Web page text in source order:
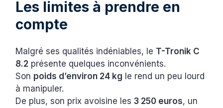
Les limites à prendre en
compte
Malgré ses qualités indéniables, le T-Tronik C
8.2 présente quelques inconvénients.
Son poids d’environ 24 kg le rend un peu lourd
à manipuler.
De plus, son prix avoisine les3 250 euros, un